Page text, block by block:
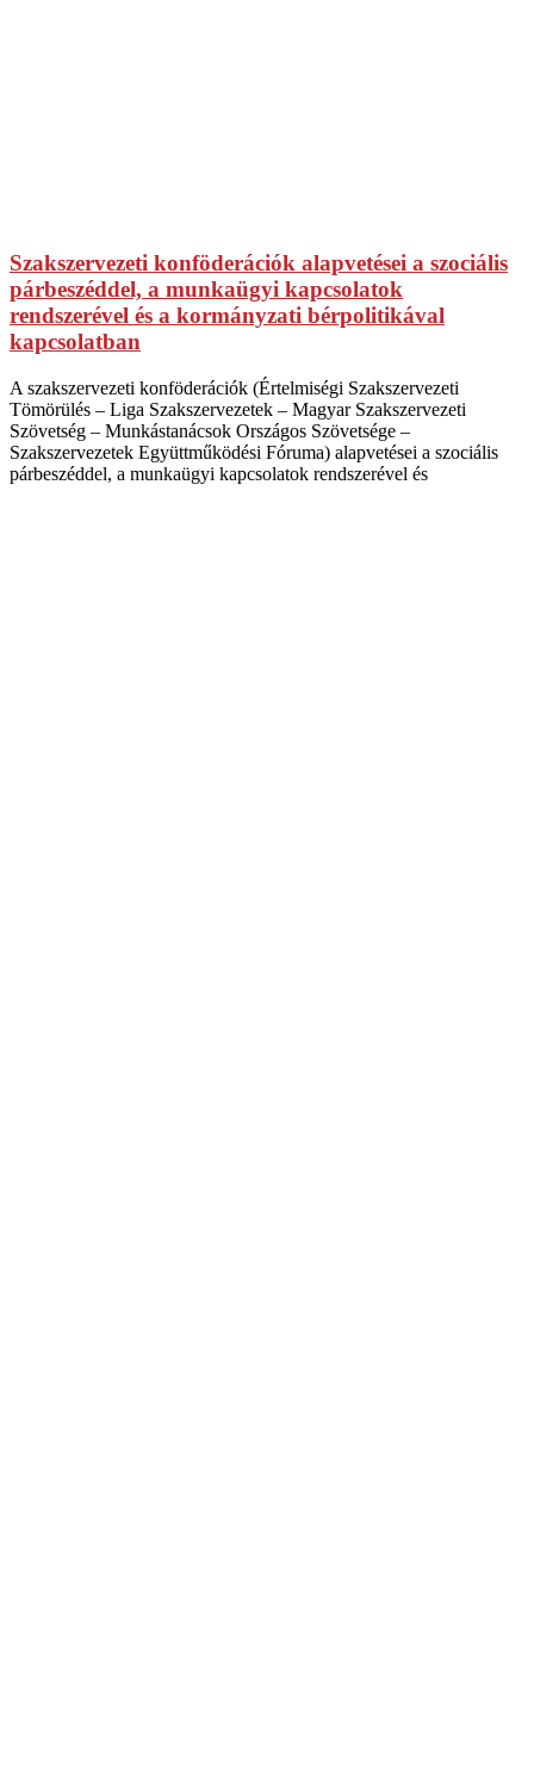
Szakszervezeti konföderációk alapvetései a szociális
párbeszéddel, a munkaügyi kapcsolatok
rendszerével és a kormányzati bérpolitikával
kapcsolatban
A szakszervezeti konföderációk (Értelmiségi Szakszervezeti
Tömörülés – Liga Szakszervezetek – Magyar Szakszervezeti
Szövetség – Munkástanácsok Országos Szövetsége –
Szakszervezetek Együttműködési Fóruma) alapvetései a szociális
párbeszéddel, a munkaügyi kapcsolatok rendszerével és